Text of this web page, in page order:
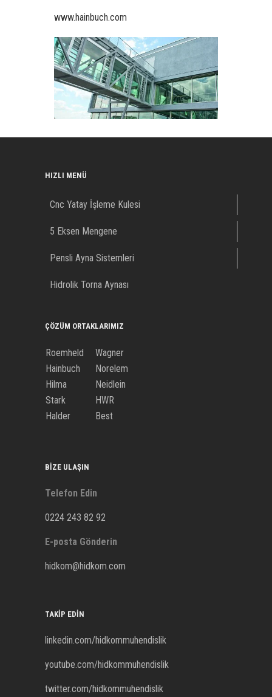
www.hainbuch.com
HIZLI MENÜ
Cnc Yatay İşleme Kulesi
5 Eksen Mengene
Pensli Ayna Sistemleri
Hidrolik Torna Aynası
ÇÖZÜM ORTAKLARIMIZ
Roemheld
Wagner
Hainbuch
Norelem
Hilma
Neidlein
Stark
HWR
Halder
Best
BIZE ULAŞIN
Telefon Edin
0224 243 82 92
E-posta Gönderin
hidkom@hidkom.com
TAKIP EDIN
linkedin.com/hidkommuhendislik
youtube.com/hidkommuhendislik
twitter.com/hidkommuhendislik